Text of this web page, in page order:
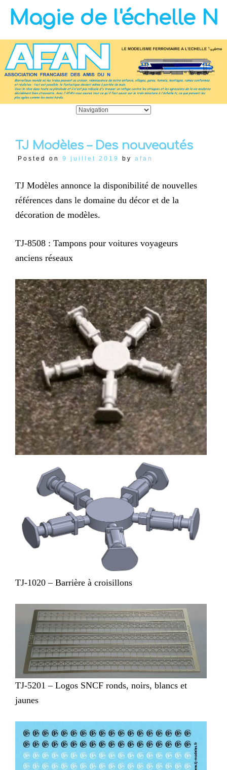
Magie de l'échelle N
TJ Modèles – Des nouveautés
Posted on 9 juillet 2019 by afan
TJ Modèles annonce la disponibilité de nouvelles
références dans le domaine du décor et de la
décoration de modèles.
TJ-8508 : Tampons pour voitures voyageurs
anciens réseaux
TJ-1020 – Barrière à croisillons
TJ-5201 – Logos SNCF ronds, noirs, blancs et
jaunes